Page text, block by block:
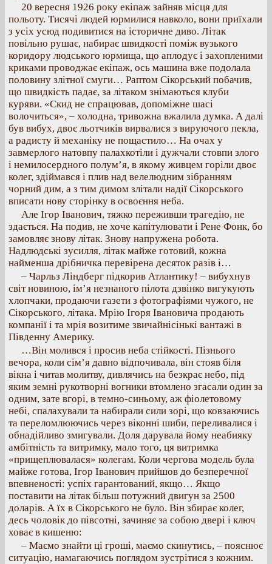
20 вересня 1926 року екіпаж зайняв місця для
польоту. Тисячі людей юрмилися навколо, вони приїхали
з усіх усюд подивитися на історичне диво. Літак
повільно рушає, набирає швидкості поміж вузького
коридору людського юрмища, що аплодує і захопленими
криками проводжає екіпаж, ось машина вже подолала
половину злітної смуги… Раптом Сікорський побачив,
що швидкість падає, за літаком знімаються клуби
куряви. «Скид не спрацював, допоміжне шасі
волочиться», – холодна, тривожна вжалила думка. А далі
був вибух, двоє льотчиків вирвалися з вируючого пекла,
а радисту й механіку не пощастило… На очах у
завмерлого натовпу палахкотіли і дужчали стовпи злого
і немилосердного полум’я, в якому живцем горіли двоє
колег, здіймався і плив над велелюдним зібранням
чорний дим, а з тим димом злітали надії Сікорського
вписати нову сторінку в освоєння неба.
Але Ігор Іванович, тяжко переживши трагедію, не
здається. На подив, не хоче капітулювати і Рене Фонк, бо
замовляє знову літак. Знову напружена робота.
Надлюдські зусилля, літак майже готовий, кожна
найменша дрібничка перевірена десяток разів і…
– Чарльз Ліндберг підкорив Атлантику! – вибухнув
світ новиною, ім’я незнаного пілота дзвінко вигукують
хлопчаки, продаючи газети з фотографіями чужого, не
Сікорського, літака. Мрію Ігоря Івановича продають
компанії і та мрія возитиме звичайнісінькі вантажі в
Південну Америку.
…Він молився і просив неба стійкості. Пізнього
вечора, коли сім’я давно відпочивала, він стояв біля
вікна і читав молитву, дивлячись на безкрає небо, під
яким земні рукотворні вогники втомлено згасали один за
одним, зате вгорі, в темно-синьому, аж фіолетовому
небі, спалахували та набирали сили зорі, що ковзаючись
та переломлюючись через віконні шиби, переливалися і
обнадійливо змигували. Доля дарувала йому неабияку
амбітність та витримку, мало того, ця витримка
«прищеплювалася» колегам. Коли чергова модель була
майже готова, Ігор Іванович прийшов до безперечної
впевненості: успіх гарантований, якщо… Якщо
поставити на літак більш потужний двигун за 2500
доларів. А їх в Сікорського не було. Він збирає колег,
десь чоловік до півсотні, зачиняє за собою двері і ключ
ховає в кишеню:
– Маємо знайти ці гроші, маємо скинутись, – пояснює
ситуацію, намагаючись поглядом зустрітися з кожним.